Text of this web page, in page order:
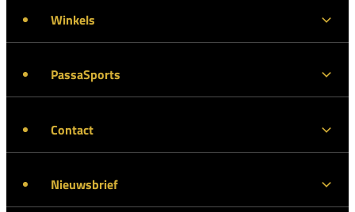
Winkels
PassaSports
Contact
Nieuwsbrief